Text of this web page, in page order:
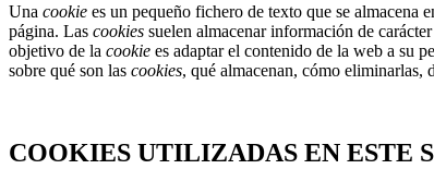
Una cookie es un pequeño fichero de texto que se almacena
página. Las cookies suelen almacenar información de
objetivo de la cookie es adaptar el contenido de la web a su
sobre qué son las cookies, qué almacenan, cómo eliminarlas,
COOKIES UTILIZADAS EN ESTE